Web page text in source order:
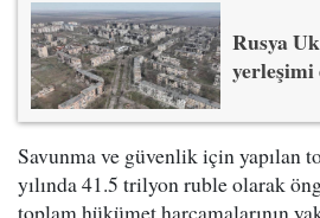
Rusya
yerleşimi
Savunma ve güvenlik için yapılan
yılında 41.5 trilyon ruble olarak
toplam hükümet harcamalarının